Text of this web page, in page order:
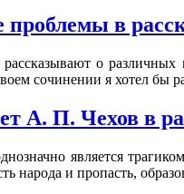
в
о различных
сочинении я хотел
А. П. Чехов в
является
народа и пропасть,